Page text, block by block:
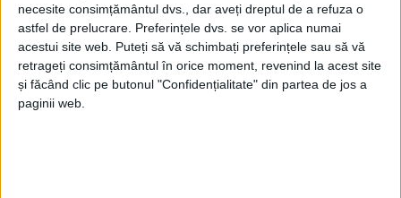
necesite consimțământul dvs., dar aveți dreptul de a refuza o
astfel de prelucrare. Preferințele dvs. se vor aplica numai
acestui site web. Puteți să vă schimbați preferințele sau să vă
retrageți consimțământul în orice moment, revenind la acest site
și făcând clic pe butonul "Confidențialitate" din partea de jos a
paginii web.
Valentine’s Day și Dragobetele au ”înviat”
luna februarie